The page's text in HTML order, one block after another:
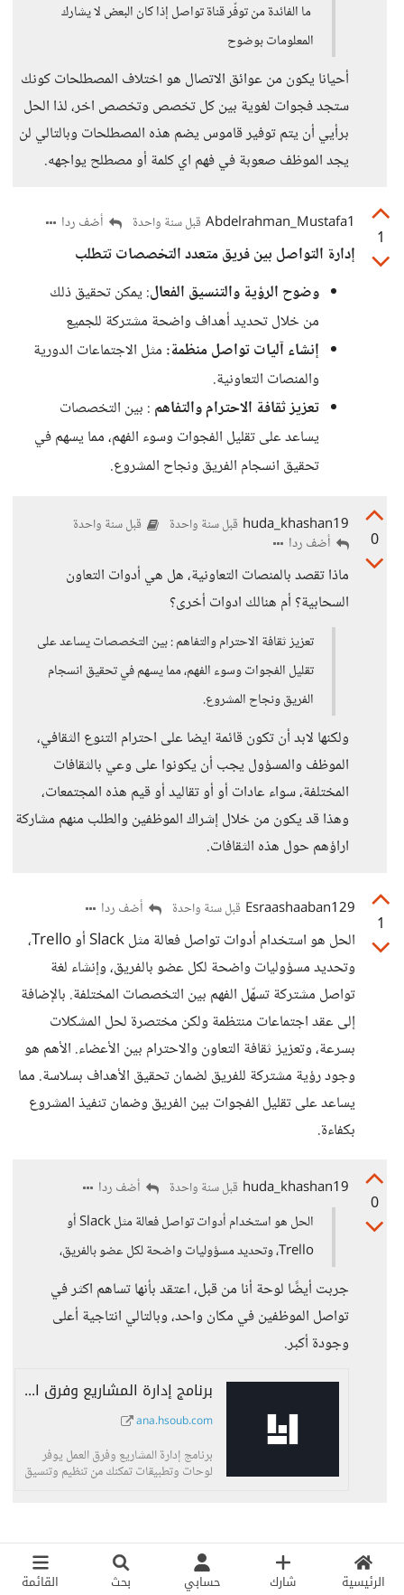
الرئيسية شارك حسابي بحث القائمة
ما الفائدة من توفّر قناة تواصل إذا كان البعض لا يشارك
المعلومات بوضوح
أحيانا يكون من عوائق الاتصال هو اختلاف المصطلحات كونك
ستجد فجوات لغوية بين كل تخصص وتخصص اخر، لذا الحل
برأيي أن يتم توفير قاموس يضم هذه المصطلحات وبالتالي لن
يجد الموظف صعوبة في فهم اي كلمة أو مصطلح يواجهه.
1
Abdelrahman_Mustafa1 قبل سنة واحدة أضف ردا
إدارة التواصل بين فريق متعدد التخصصات تتطلب
وضوح الرؤية والتنسيق الفعال: يمكن تحقيق ذلك
من خلال تحديد أهداف واضحة مشتركة للجميع
إنشاء آليات تواصل منظمة: مثل الاجتماعات الدورية
والمنصات التعاونية.
تعزيز ثقافة الاحترام والتفاهم : بين التخصصات
يساعد على تقليل الفجوات وسوء الفهم، مما يسهم في
تحقيق انسجام الفريق ونجاح المشروع.
0
huda_khashan19 قبل سنة واحدة قبل سنة واحدة
أضف ردا
ماذا تقصد بالمنصات التعاونية، هل هي أدوات التعاون
السحابية؟ أم هنالك ادوات أخرى؟
تعزيز ثقافة الاحترام والتفاهم : بين التخصصات يساعد على
تقليل الفجوات وسوء الفهم، مما يسهم في تحقيق انسجام
الفريق ونجاح المشروع.
ولكنها لابد أن تكون قائمة ايضا على احترام التنوع الثقافي،
الموظف والمسؤول يجب أن يكونوا على وعي بالثقافات
المختلفة، سواء عادات أو أو تقاليد أو قيم هذه المجتمعات،
وهذا قد يكون من خلال إشراك الموظفين والطلب منهم مشاركة
اراؤهم حول هذه الثقافات.
1
Esraashaaban129 قبل سنة واحدة أضف ردا
الحل هو استخدام أدوات تواصل فعالة مثل Slack أو Trello،
وتحديد مسؤوليات واضحة لكل عضو بالفريق، وإنشاء لغة
تواصل مشتركة تسهّل الفهم بين التخصصات المختلفة. بالإضافة
إلى عقد اجتماعات منتظمة ولكن مختصرة لحل المشكلات
بسرعة، وتعزيز ثقافة التعاون والاحترام بين الأعضاء. الأهم هو
وجود رؤية مشتركة للفريق لضمان تحقيق الأهداف بسلاسة. مما
يساعد على تقليل الفجوات بين الفريق وضمان تنفيذ المشروع
بكفاءة.
0
huda_khashan19 قبل سنة واحدة
أضف ردا
الحل هو استخدام أدوات تواصل فعالة مثل Slack أو
Trello، وتحديد مسؤوليات واضحة لكل عضو بالفريق،
جربت أيضًا لوحة أنا من قبل، اعتقد بأنها تساهم اكثر في
تواصل الموظفين في مكان واحد، وبالتالي انتاجية أعلى
وجودة أكبر.
برنامج إدارة المشاريع وفرق العمل | أنا
ana.hsoub.com
برنامج إدارة المشاريع وفرق العمل يوفر
لوحات وتطبيقات تمكنك من تنظيم وتنسيق